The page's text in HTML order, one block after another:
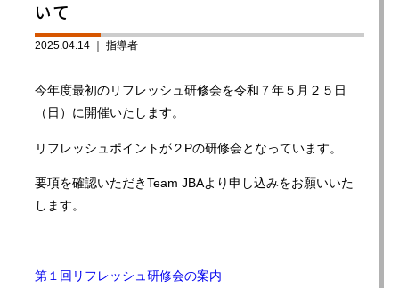
いて
2025.04.14 ｜指導者
今年度最初のリフレッシュ研修会を令和７年５月２５日
（日）に開催いたします。
リフレッシュポイントが２Pの研修会となっています。
要項を確認いただきTeam JBAより申し込みをお願いいた
します。
第１回リフレッシュ研修会の案内